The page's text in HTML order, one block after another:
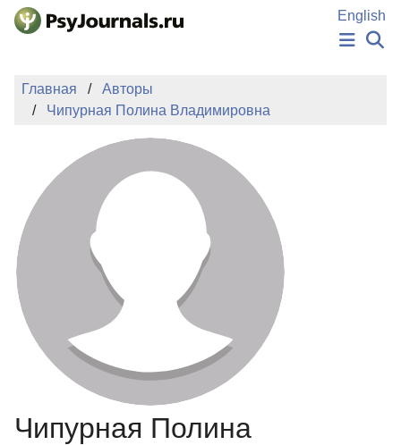
Перейти к основному содержанию
English
ИЗДАНИЯ
АВТОРЫ
ПОДАТЬ РУКОПИСЬ
БАЗА ЗНАНИЙ
КЛЮЧЕВЫЕ СЛОВА
Регистрация
Главная
Авторы
Чипурная Полина Владимировна
Чипурная Полина